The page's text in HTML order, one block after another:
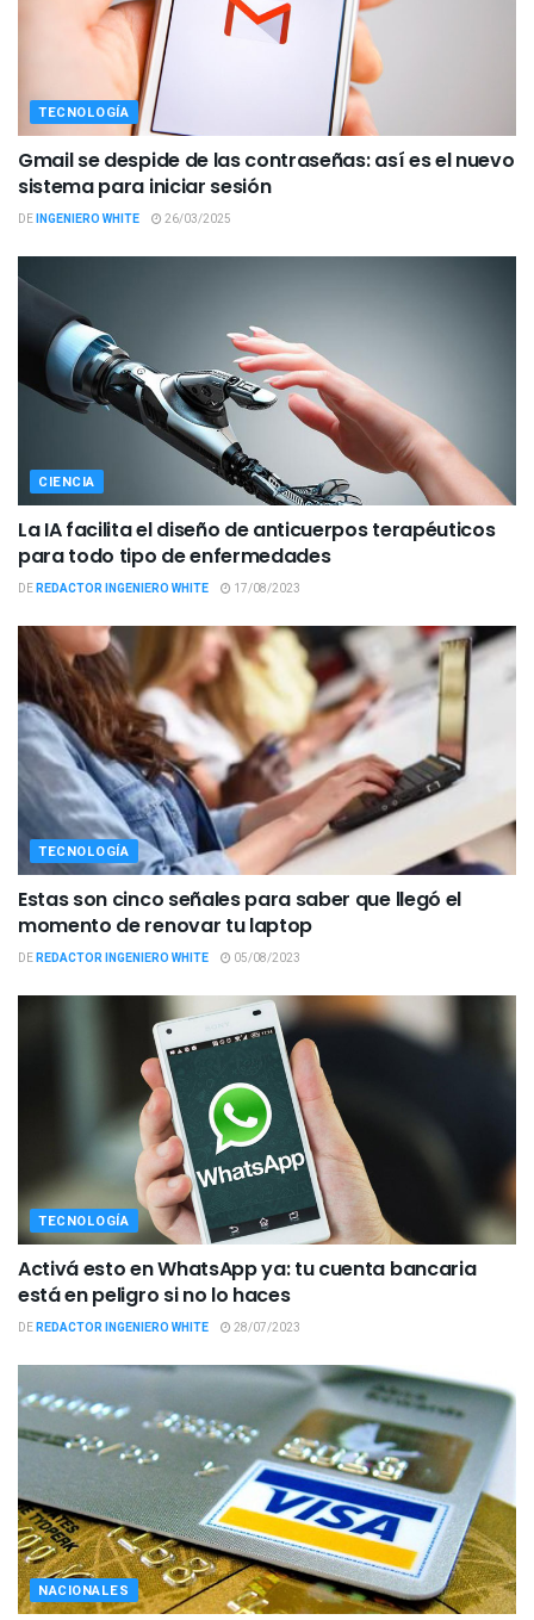
TECNOLOGÍA
Gmail se despide de las contraseñas: así es el nuevo
sistema para iniciar sesión
DEINGENIERO WHITE 26/03/2025
CIENCIA
La IA facilita el diseño de anticuerpos terapéuticos
para todo tipo de enfermedades
DEREDACTOR INGENIERO WHITE 17/08/2023
TECNOLOGÍA
Estas son cinco señales para saber que llegó el
momento de renovar tu laptop
DEREDACTOR INGENIERO WHITE 05/08/2023
TECNOLOGÍA
Activá esto en WhatsApp ya: tu cuenta bancaria
está en peligro si no lo haces
DEREDACTOR INGENIERO WHITE 28/07/2023
NACIONALES